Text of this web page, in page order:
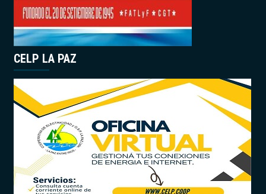
CELP LA PAZ